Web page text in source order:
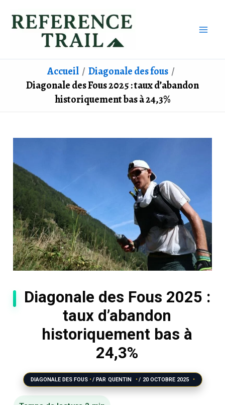
Accueil
Diagonale des fous
Diagonale des Fous 2025 : taux d’abandon
historiquement bas à 24,3%
Diagonale des Fous 2025 :
taux d’abandon
historiquement bas à
24,3%
DIAGONALE DES FOUS / PAR QUENTIN / 20 OCTOBRE 2025